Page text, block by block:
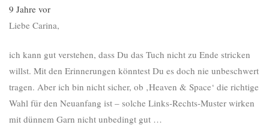
9 Jahre vor
Liebe Carina,
ich kann gut verstehen, dass Du das Tuch nicht zu Ende stricken
willst. Mit den Erinnerungen könntest Du es doch nie unbeschwert
tragen. Aber ich bin nicht sicher, ob ‚Heaven & Space‘ die richtige
Wahl für den Neuanfang ist – solche Links-Rechts-Muster wirken
mit dünnem Garn nicht unbedingt gut …